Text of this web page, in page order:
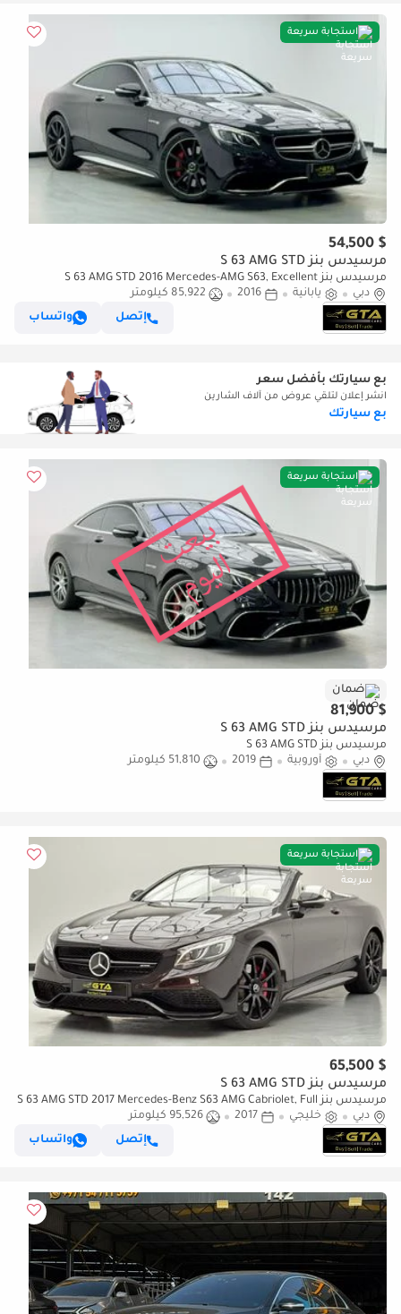
استجابة سريعة
$ 54,500
مرسيدس بنز S 63 AMG STD
مرسيدس بنز S 63 AMG STD 2016 Mercedes-AMG S63, Excellent
Condition, Japanese Specs.
دبي يابانية 2016
85,922 كيلومتر
إتصل
واتساب
بع سيارتك بأفضل سعر
انشر إعلان لتلقي عروض من آلاف الشارين
بع سيارتك
استجابة سريعة
ضمان
$ 81,900
مرسيدس بنز S 63 AMG STD
مرسيدس بنز S 63 AMG STD
دبي
أوروبية 2019 51,810 كيلومتر
استجابة سريعة
$ 65,500
مرسيدس بنز S 63 AMG STD
مرسيدس بنز S 63 AMG STD 2017 Mercedes-Benz S63 AMG Cabriolet, Full
Option, Flagship AMG, Immaculate Condition, GCC
دبي خليجي 2017
95,526 كيلومتر
إتصل
واتساب